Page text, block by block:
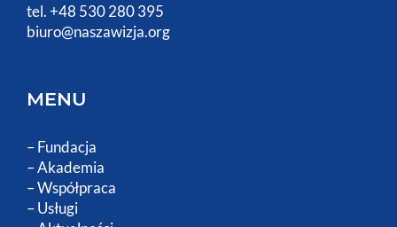
tel. +48 530 280 395
biuro@naszawizja.org
MENU
–Fundacja
–Akademia
–Współpraca
–Usługi